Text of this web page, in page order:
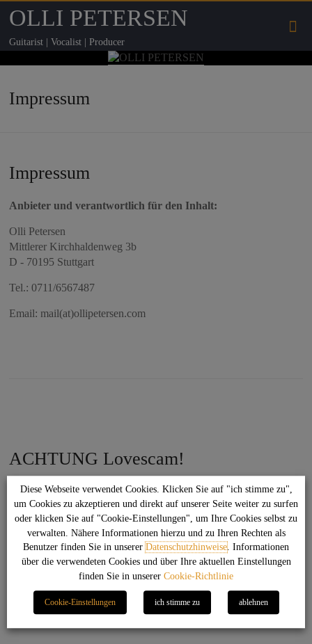
OLLI PETERSEN
Guitarist | Vocalist | Producer
Impressum
Impressum
Anbieter und verantwortlich für den Inhalt:
Olli Petersen
Mittlerer Kirchhaldenweg 3b
D - 70195 Stuttgart
Tel.: 0711/6567487
Email: mail(at)ollipetersen.com
ACHTUNG Lovescam!
Leider werden aktuell meine Profile in den sozialen Medien
kopiert und missbraucht um Lovescamming zu begehen. Klickt
auf das Bild und schaut Euch das Video auf YouTube an. Seid
wachsam und bleibt misstrauisch, wenn es um solche Themen
Diese Webseite verwendet Cookies. Klicken Sie auf "ich stimme zu",
um Cookies zu akzeptieren und direkt auf unserer Seite weiter zu surfen
oder klicken Sie auf "Cookie-Einstellungen", um Ihre Cookies selbst zu
verwalten. Nähere Informationen hierzu und zu Ihren Rechten als
Benutzer finden Sie in unsererDatenschutzhinweise. Informationen
über die verwendeten Cookies und über Ihre aktuellen Einstellungen
finden Sie in unserer Cookie-Richtlinie
Cookie-Einstellungen ich stimme zu ablehnen